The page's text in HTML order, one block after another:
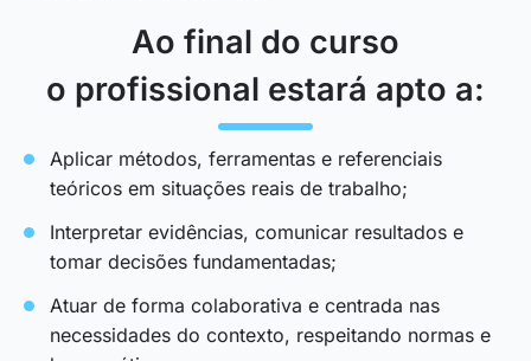
Ao final do curso
o profissional estará apto a:
Aplicar métodos, ferramentas e referenciais
teóricos em situações reais de trabalho;
Interpretar evidências, comunicar resultados e
tomar decisões fundamentadas;
Atuar de forma colaborativa e centrada nas
necessidades do contexto, respeitando normas e